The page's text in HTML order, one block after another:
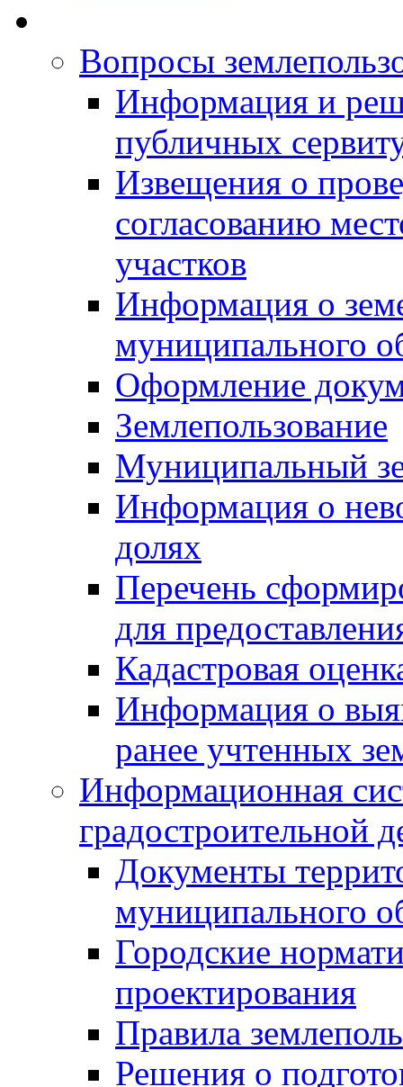
Вопросы
Информация и
публичных
Извещения о
согласованию
участков
Информация о
муниципального
Оформление
Землепользование
Муниципальный
Информация о
долях
Перечень
для
Кадастровая
Информация о
ранее учтенных
Информационная
градостроительной
Документы
муниципального
Городские
проектирования
Правила
Решения о